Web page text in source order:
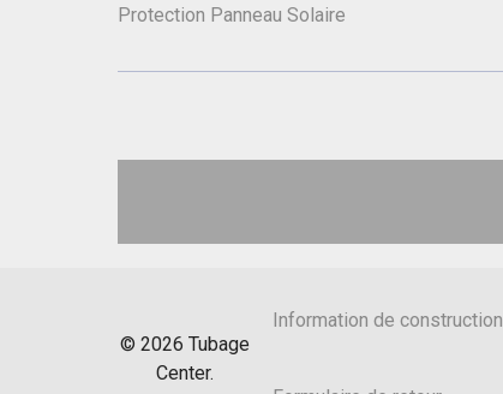
Protection Panneau Solaire
© 2026 Tubage
Center.
Information de construction